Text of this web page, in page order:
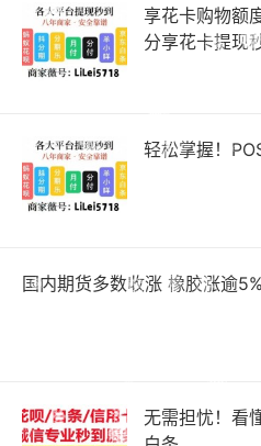
享花卡购物额
分享花卡提现
轻松掌握！
国内期货多数收涨 橡胶涨逾5%
无需担忧！看